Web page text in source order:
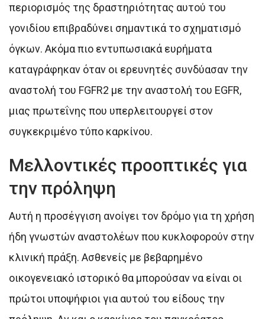
περιορισμός της δραστηριότητας αυτού του
γονιδίου επιβραδύνει σημαντικά το σχηματισμό
όγκων. Ακόμα πιο εντυπωσιακά ευρήματα
καταγράφηκαν όταν οι ερευνητές συνδύασαν την
αναστολή του FGFR2 με την αναστολή του EGFR,
μιας πρωτεΐνης που υπερλειτουργεί στον
συγκεκριμένο τύπο καρκίνου.
Μελλοντικές προοπτικές για
την πρόληψη
Αυτή η προσέγγιση ανοίγει τον δρόμο για τη χρήση
ήδη γνωστών αναστολέων που κυκλοφορούν στην
κλινική πράξη. Ασθενείς με βεβαρημένο
οικογενειακό ιστορικό θα μπορούσαν να είναι οι
πρώτοι υποψήφιοι για αυτού του είδους την